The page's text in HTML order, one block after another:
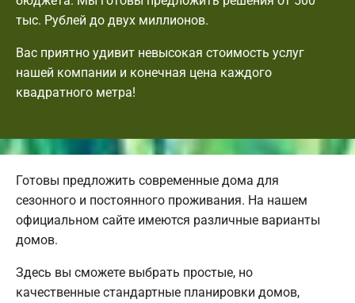
тыс. Рублей до двух миллионов.
Вас приятно удивит невысокая стоимость услуг
нашей компании и конечная цена каждого
квадратного метра!
Готовы предложить современные дома для
сезонного и постоянного проживания. На нашем
официальном сайте имеются различные варианты
домов.
Здесь вы сможете выбрать простые, но
качественные стандартные планировки домов,